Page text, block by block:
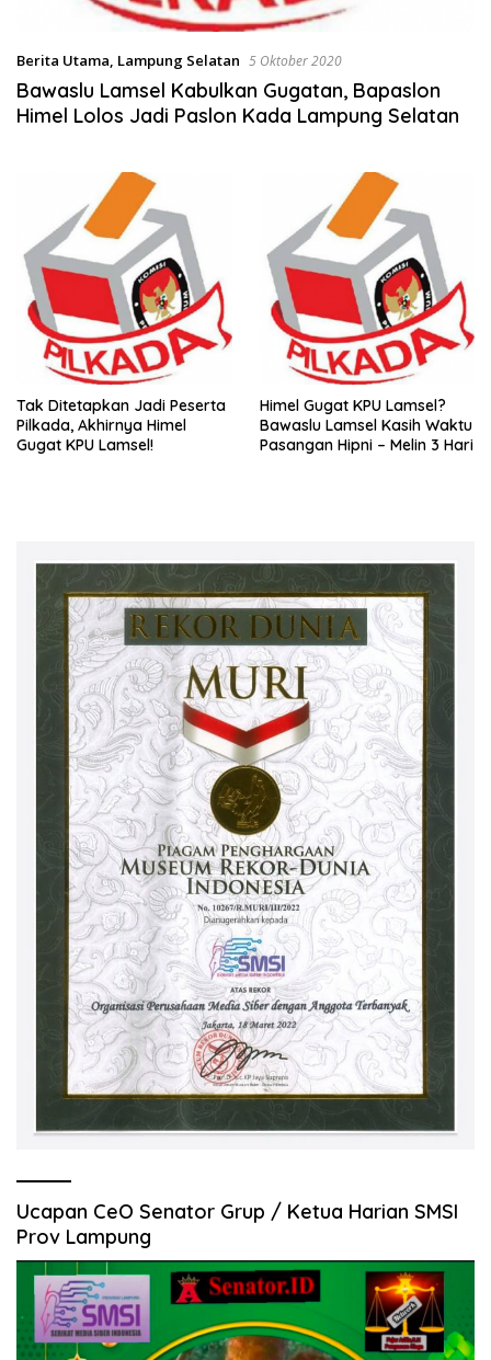
Berita Utama, Lampung Selatan 5 Oktober 2020
Bawaslu Lamsel Kabulkan Gugatan, Bapaslon
Himel Lolos Jadi Paslon Kada Lampung Selatan
Tak Ditetapkan Jadi Peserta
Pilkada, Akhirnya Himel
Gugat KPU Lamsel!
Himel Gugat KPU Lamsel?
Bawaslu Lamsel Kasih Waktu
Pasangan Hipni – Melin 3 Hari
Ucapan CeO Senator Grup / Ketua Harian SMSI
Prov Lampung